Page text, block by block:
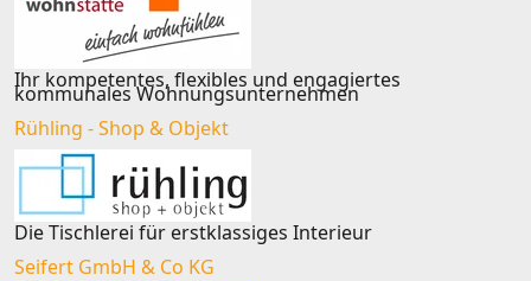
Ihr kompetentes, flexibles und engagiertes
kommunales Wohnungsunternehmen
Rühling - Shop & Objekt
Die Tischlerei für erstklassiges Interieur
Seifert GmbH & Co KG